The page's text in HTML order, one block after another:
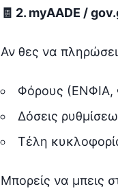
🧾 2. myAADE /
Αν θες να
Φόρους (ΕΝΦΙΑ,
Δόσεις
Τέλη
Μπορείς να μπεις